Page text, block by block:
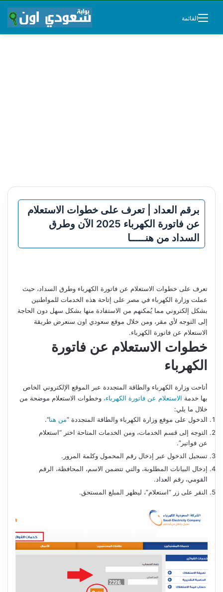
القائمة
برقم العداد | تعرف على خطوات الاستعلام
عن فاتورة الكهرباء 2025 الآن وطرق
السداد من هنـــــا
تعرف على خطوات الاستعلام عن فاتورة الكهرباء وطرق السداد، حيث
عملت وزارة الكهرباء في مصر على إتاحة هذه الخدمات للمواطنين
بشكل إلكتروني مما يُمكنهم من الاستفادة منها بشكل سهل دون الحاجة
إلى التوجه لأي مقر، ومن خلال موقع سعودي اون سنعرض طريقة
الاستعلام عن فاتورة الكهرباء.
خطوات الاستعلام عن فاتورة
الكهرباء
أتاحت وزارة الكهرباء والطاقة المتجددة عبر الموقع الإلكتروني الخاص
بها خدمة الاستعلام عن فاتورة الكهرباء، وخطوات الاستعلام موضحة من
خلال ما يلي:
الدخول على موقع وزارة الكهرباء والطاقة المتجددة “من هنا“.
التوجه إلى قسم الخدمات، ومن الخدمات المتاحة اختر “استعلام
عن فواتير”.
تسجيل الدخول عبر إدخال رقم المحمول وكلمة المرور.
إدخال البيانات المطلوبة، والتي تتضمن الاسم، المحافظة، الرقم
القومي، رقم العداد.
النقر على زر “استعلام”، ليظهر المبلغ المستحق.